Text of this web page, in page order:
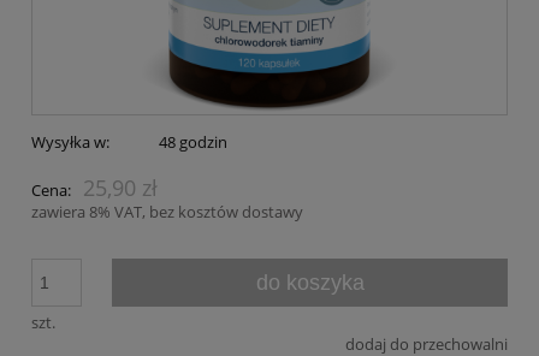
Wysyłka w: 48 godzin
Cena: 25,90 zł
zawiera 8% VAT, bez kosztów dostawy
szt.
do koszyka
dodaj do przechowalni